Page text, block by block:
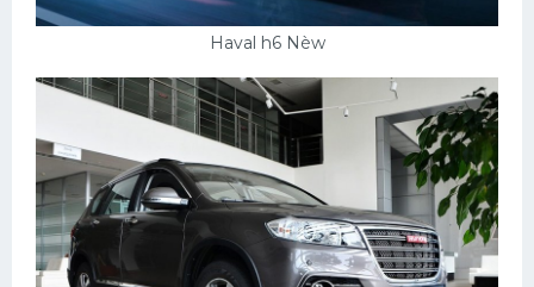
Haval h6 Nèw